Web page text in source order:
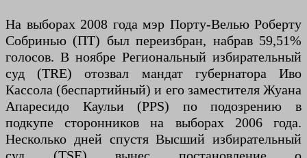
На выборах 2008 года мэр Порту-Велью Роберту
Собринью (ПТ) был переизбран, набрав 59,51%
голосов. В ноябре Региональный избирательный
суд (TRE) отозвал мандат губернатора Иво
Кассола (беспартийный) и его заместителя Жуана
Апаресидо Каульи (PPS) по подозрению в
подкупе сторонников на выборах 2006 года.
Несколько дней спустя Высший избирательный